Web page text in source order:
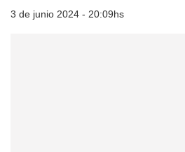
3 de junio 2024 - 20:09hs